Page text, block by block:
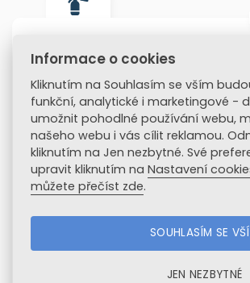
Školení požární
Povinnost provádět školení požární
zaměstnavatelé, jejichž činnost je
kategorie se zvýšeným nebo
nebezpečím. V případě pochybností
proveďte. Školení je rozděleno zvlášť
pro ostatní zaměstnance. Obdržíte
a stáhnete si osnovy.
Informace o cookies
Kliknutím na Souhlasím se vším
funkční, analytické i marketingové -
umožnit pohodlné používání webu,
našeho webu i vás cílit reklamou.
kliknutím na Jen nezbytné. Své
upravit kliknutím naNastavení
můžete přečíst zde.
SOUHLASÍM SE
JEN NEZBYTNÉ